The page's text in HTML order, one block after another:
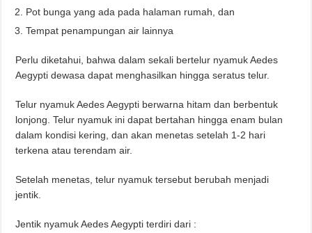
Pot bunga yang ada pada halaman rumah, dan
Tempat penampungan air lainnya
Perlu diketahui, bahwa dalam sekali bertelur nyamuk Aedes
Aegypti dewasa dapat menghasilkan hingga seratus telur.
Telur nyamuk Aedes Aegypti berwarna hitam dan berbentuk
lonjong. Telur nyamuk ini dapat bertahan hingga enam bulan
dalam kondisi kering, dan akan menetas setelah 1-2 hari
terkena atau terendam air.
Setelah menetas, telur nyamuk tersebut berubah menjadi
jentik.
Jentik nyamuk Aedes Aegypti terdiri dari :